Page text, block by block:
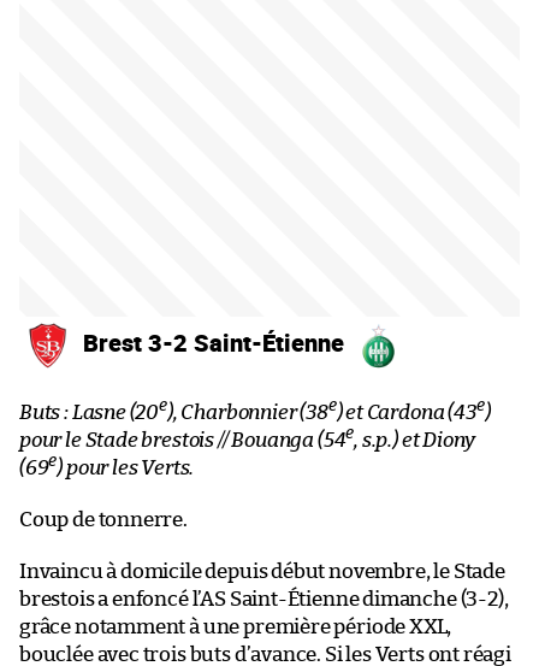
Brest 3-2 Saint-Étienne
Buts : Lasne (20e), Charbonnier (38e) et Cardona (43e)
pour le Stade brestois // Bouanga (54e, s.p.) et Diony
(69e) pour les Verts.
Coup de tonnerre.
Invaincu à domicile depuis début novembre, le Stade
brestois a enfoncé l’AS Saint-Étienne dimanche (3-2),
grâce notamment à une première période XXL,
bouclée avec trois buts d’avance. Si les Verts ont réagi